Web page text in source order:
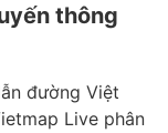
thông
đường Việt
Live phân